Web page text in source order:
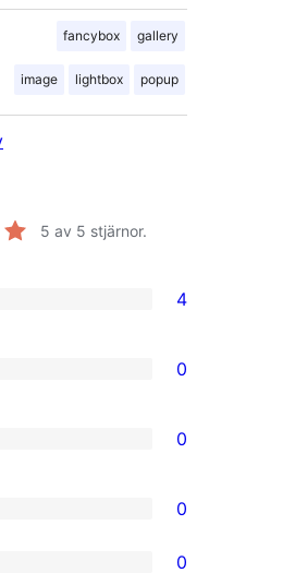
fancybox gallery
image lightbox popup
5 av 5 stjärnor.
4
0
0
0
0